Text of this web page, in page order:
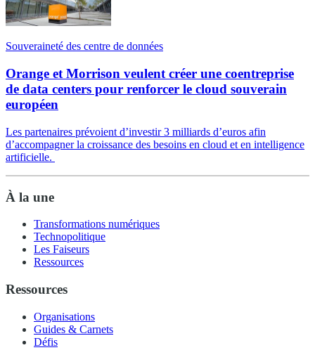
Souveraineté des centre de données
Orange et Morrison veulent créer une coentreprise
de data centers pour renforcer le cloud souverain
européen
Les partenaires prévoient d’investir 3 milliards d’euros afin
d’accompagner la croissance des besoins en cloud et en intelligence
artificielle.
À la une
Transformations numériques
Technopolitique
Les Faiseurs
Ressources
Ressources
Organisations
Guides & Carnets
Défis